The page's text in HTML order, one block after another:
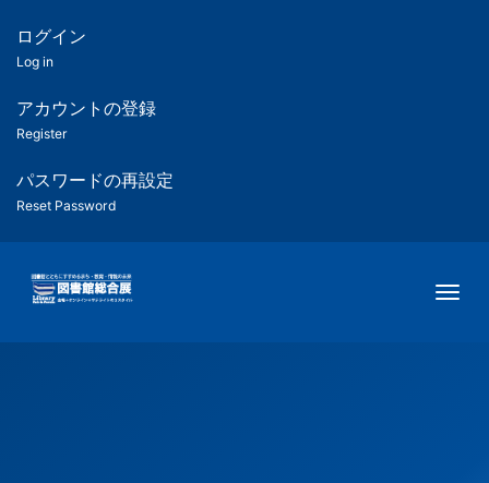
ツ
匿
名
ユ
ー
ー
用
メ
ログイン
Log in
アカウントの登録
Register
パスワードの再設定
Reset Password